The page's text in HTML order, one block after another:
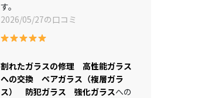
す。
2026/05/27の口コミ
割れたガラスの修理 高性能ガラス
への交換 ペアガラス（複層ガラ
ス） 防犯ガラス 強化ガラスへの